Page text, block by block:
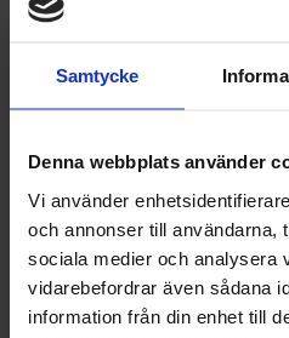
Samtycke
Denna webbplats använder
Vi använder
och annonser till användarna,
sociala medier och analysera
vidarebefordrar även sådana
information från din enhet till
stort glasparti mot terrassen
- Braskamin och inbyggda högtalare
TERRASS
- Belägen i väst samt norr
- Klinker i grå kulör
- El framdraget för markis och
MASTER BEDROOM
- Garderobsvägg
- Förvaring i kattvind
- Plats för dubbelsäng
- Inbyggd högtalare